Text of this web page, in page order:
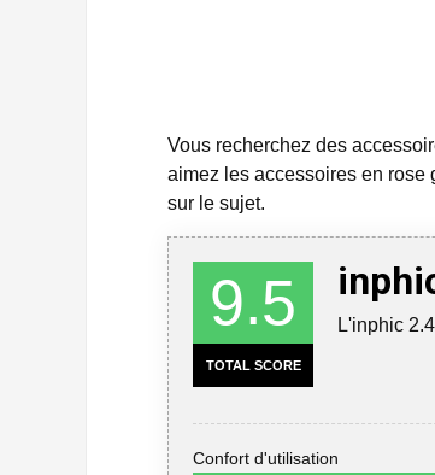
Vous recherchez des
aimez les accessoires en rose
sur le sujet.
9.5
TOTAL SCORE
L'inphic
Confort d'utilisation